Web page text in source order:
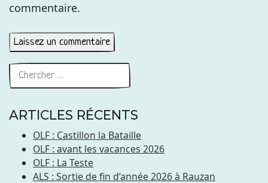
commentaire.
ARTICLES RÉCENTS
OLF : Castillon la Bataille
OLF : avant les vacances 2026
OLF : La Teste
ALS : Sortie de fin d’année 2026 à Rauzan